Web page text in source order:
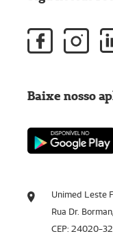
Unimed Leste
Rua Dr.
CEP: 24020-
Baixe nosso